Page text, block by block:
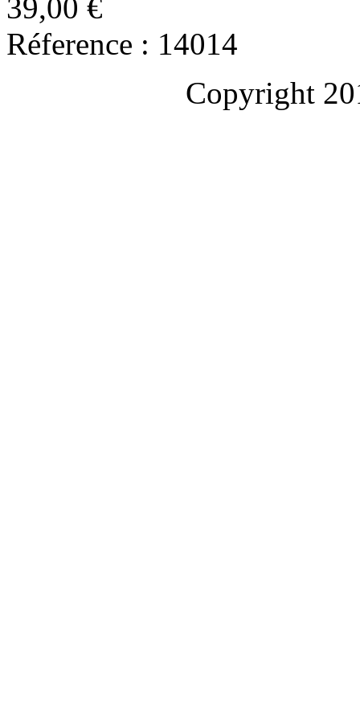
39,00 €
Réference : 14014
Copyright